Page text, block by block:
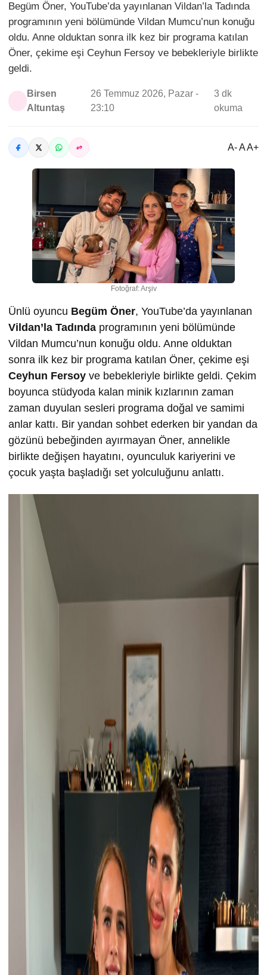
Begüm Öner, YouTube’da yayınlanan Vildan’la Tadında
programının yeni bölümünde Vildan Mumcu’nun konuğu
oldu. Anne olduktan sonra ilk kez bir programa katılan
Öner, çekime eşi Ceyhun Fersoy ve bebekleriyle birlikte
geldi.
Birsen
Altuntaş
26 Temmuz 2026, Pazar -
23:10
3 dk
okuma
A- A A+
Fotoğraf: Arşiv
Ünlü oyuncu Begüm Öner, YouTube’da yayınlanan
Vildan’la Tadında programının yeni bölümünde
Vildan Mumcu’nun konuğu oldu. Anne olduktan
sonra ilk kez bir programa katılan Öner, çekime eşi
Ceyhun Fersoy ve bebekleriyle birlikte geldi. Çekim
boyunca stüdyoda kalan minik kızlarının zaman
zaman duyulan sesleri programa doğal ve samimi
anlar kattı. Bir yandan sohbet ederken bir yandan da
gözünü bebeğinden ayırmayan Öner, annelikle
birlikte değişen hayatını, oyunculuk kariyerini ve
çocuk yaşta başladığı set yolculuğunu anlattı.